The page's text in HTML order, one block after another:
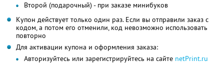
Второй (подарочный) - при заказе минибуков
Купон действует только один раз. Если вы отправили заказ с
кодом, а потом его отменили, код невозможно использовать
повторно
Для активации купона и оформления заказа:
Авторизуйтесь или зарегистрируйтесь на сайте netPrint.ru